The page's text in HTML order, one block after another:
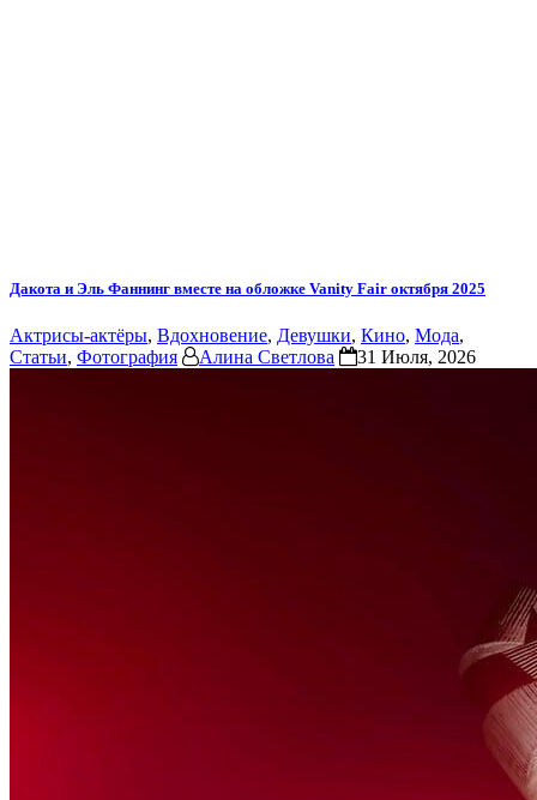
Дакота и Эль Фаннинг вместе на обложке Vanity Fair октября 2025
Актрисы-актёры, Вдохновение, Девушки, Кино, Мода,
Статьи, Фотография Алина Светлова 31 Июля, 2026